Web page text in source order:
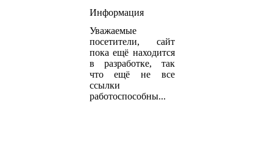
Информация
Уважаемые
посетители, сайт
пока ещё находится
в разработке, так
что ещё не все
ссылки
работоспособны...